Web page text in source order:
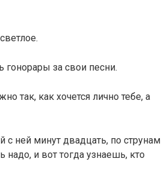
за свои песни.
так, как хочется лично тебе, а
с ней минут двадцать, по струнам
и вот тогда узнаешь, кто